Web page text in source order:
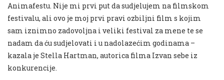
Animafestu. Nije mi prvi put da sudjelujem na filmskom
festivalu, ali ovo je moj prvi pravi ozbiljni film s kojim
sam iznimno zadovoljna i veliki festival za mene te se
nadam da ću sudjelovati i u nadolazećim godinama –
kazala je Stella Hartman, autorica filma Izvan sebe iz
konkurencije.